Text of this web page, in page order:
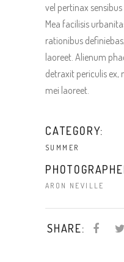
vel pertinax
Mea facilisis
rationibus
laoreet. Alienum
detraxit periculis ex,
mei laoreet.
CATEGORY:
SUMMER
ARON NEVILLE
SHARE: